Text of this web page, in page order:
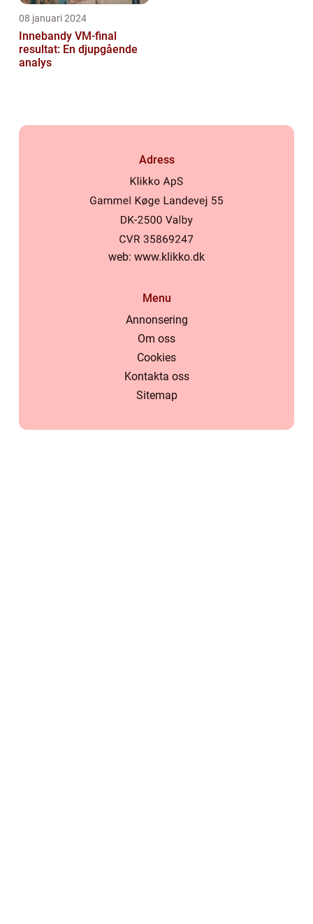
08 januari 2024
Innebandy VM-final
resultat: En djupgående
analys
Adress
web: www.klikko.dk
Menu
Annonsering
Om oss
Cookies
Kontakta oss
Sitemap